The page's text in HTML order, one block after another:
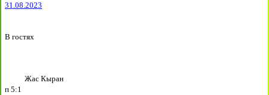
31.08.2023
В гостях
Жас Кыран
п 5:1